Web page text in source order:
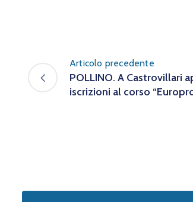
Articolo precedente
POLLINO. A Castrovillari
iscrizioni al corso